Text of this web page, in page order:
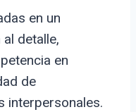
en un
detalle,
en
de
interpersonales.